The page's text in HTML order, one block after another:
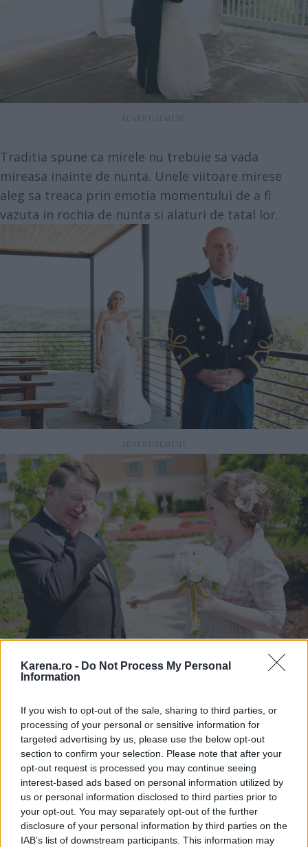
Karena.ro - Do Not Process My Personal
Information
If you wish to opt-out of the sale, sharing to third parties, or
processing of your personal or sensitive information for
targeted advertising by us, please use the below opt-out
section to confirm your selection. Please note that after your
opt-out request is processed you may continue seeing
interest-based ads based on personal information utilized by
us or personal information disclosed to third parties prior to
your opt-out. You may separately opt-out of the further
disclosure of your personal information by third parties on the
IAB’s list of downstream participants. This information may
Traditia spune ca mirele nu trebuie sa vada
mireasa inainte de nunta. Unele viitoare mirese
aleg sa treaca prin emotia momentului de a fi
vazuta in rochia de nunta si alaturi de tatal lor.